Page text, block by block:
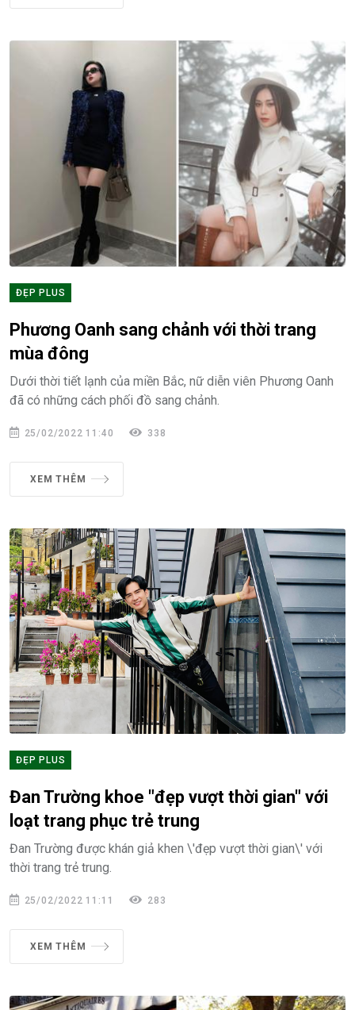
ĐẸP PLUS
Phương Oanh sang chảnh với thời trang
mùa đông
Dưới thời tiết lạnh của miền Bắc, nữ diễn viên Phương Oanh
đã có những cách phối đồ sang chảnh.
25/02/2022 11:40 338
XEM THÊM
ĐẸP PLUS
Đan Trường khoe "đẹp vượt thời gian" với
loạt trang phục trẻ trung
Đan Trường được khán giả khen \'đẹp vượt thời gian\' với
thời trang trẻ trung.
25/02/2022 11:11 283
XEM THÊM